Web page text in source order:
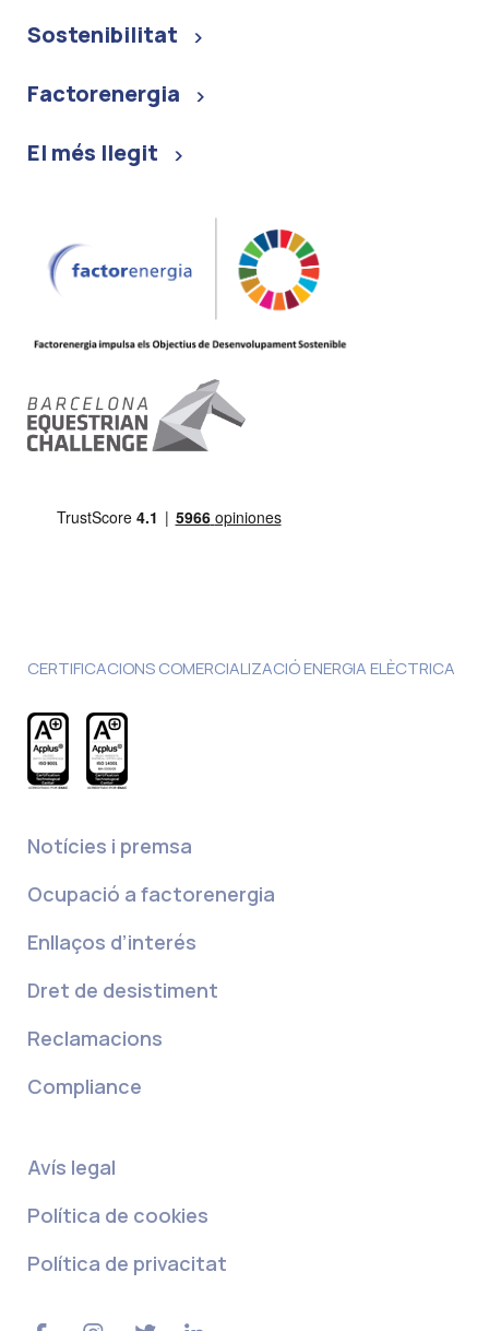
Sostenibilitat
Factorenergia
El més llegit
CERTIFICACIONS COMERCIALIZACIÓ ENERGIA ELÈCTRICA
Notícies i premsa
Ocupació a factorenergia
Enllaços d’interés
Dret de desistiment
Reclamacions
Compliance
Avís legal
Política de cookies
Política de privacitat